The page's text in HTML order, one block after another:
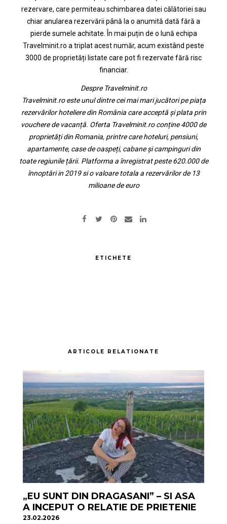
rezervare, care permiteau schimbarea datei călătoriei sau
chiar anularea rezervării până la o anumită dată fără a
pierde sumele achitate. În mai puțin de o lună echipa
Travelminit.ro a triplat acest număr, acum existând peste
3000 de proprietăți listate care pot fi rezervate fără risc
financiar.
Despre Travelminit.ro
Travelminit.ro este unul dintre cei mai mari jucători pe piața
rezervărilor hoteliere din România care acceptă și plata prin
vouchere de vacanță. Oferta Travelminit.ro conține 4000 de
proprietăți din Romania, printre care hoteluri, pensiuni,
apartamente, case de oaspeți, cabane și campinguri din
toate regiunile țării. Platforma a înregistrat peste 620.000 de
înnoptări in 2019 si o valoare totala a rezervărilor de 13
milioane de euro
ETICHETE
ARTICOLE RELATIONATE
„EU SUNT DIN DRAGASANI” – SI ASA
A INCEPUT O RELATIE DE PRIETENIE
23.02.2026